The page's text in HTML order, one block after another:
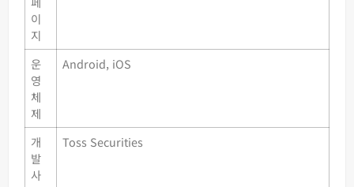
이
지
운
영
체
제
Android, iOS
개
발
사
Toss Securities